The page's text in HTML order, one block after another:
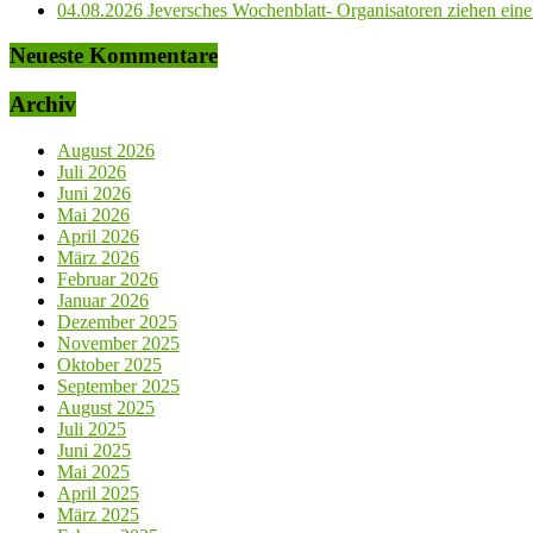
04.08.2026 Jeversches Wochenblatt- Organisatoren ziehen
Neueste Kommentare
Archiv
August 2026
Juli 2026
Juni 2026
Mai 2026
April 2026
März 2026
Februar 2026
Januar 2026
Dezember 2025
November 2025
Oktober 2025
September 2025
August 2025
Juli 2025
Juni 2025
Mai 2025
April 2025
März 2025